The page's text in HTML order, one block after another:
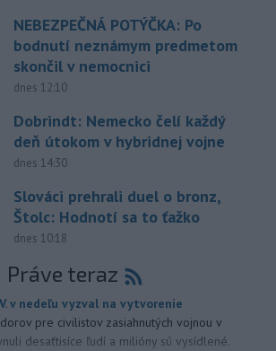
NEBEZPEČNÁ POTÝČKA: Po
bodnutí neznámym predmetom
skončil v nemocnici
dnes 12:10
Dobrindt: Nemecko čelí každý
deň útokom v hybridnej vojne
dnes 14:30
Slováci prehrali duel o bronz,
Štolc: Hodnotí sa to ťažko
dnes 10:18
Práve teraz
v nedeľu vyzval na vytvorenie
pre civilistov zasiahnutých vojnou v
desaťtisíce ľudí a milióny sú vysídlené.